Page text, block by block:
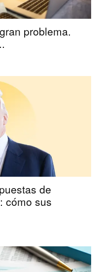
problema.
de
cómo sus